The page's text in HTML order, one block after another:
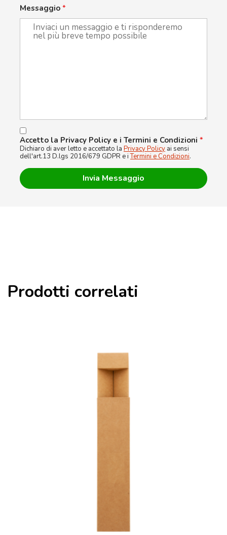
Messaggio *
Accetto la Privacy Policy e i Termini e Condizioni *
Dichiaro di aver letto e accettato la Privacy Policy ai sensi
dell'art.13 D.lgs 2016/679 GDPR e iTermini e Condizioni.
Prodotti correlati